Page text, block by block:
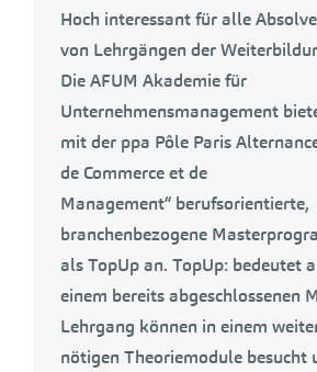
Hoch interessant für alle
von Lehrgängen der
Die AFUM Akademie für
Unternehmensmanagement
mit der ppa Pôle Paris
de Commerce et de
Management“ berufsorientierte,
branchenbezogene
als TopUp an. TopUp: bedeutet
einem bereits abgeschlossenen
Lehrgang können in einem
nötigen Theoriemodule besucht